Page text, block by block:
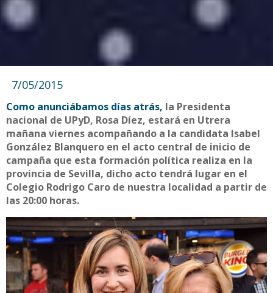
7/05/2015
Como anunciábamos días atrás, la Presidenta
nacional de UPyD, Rosa Díez, estará en Utrera
mañana viernes acompañando a la candidata Isabel
González Blanquero en el acto central de inicio de
campaña que esta formación política realiza en la
provincia de Sevilla, dicho acto tendrá lugar en el
Colegio Rodrigo Caro de nuestra localidad a partir de
las 20:00 horas.